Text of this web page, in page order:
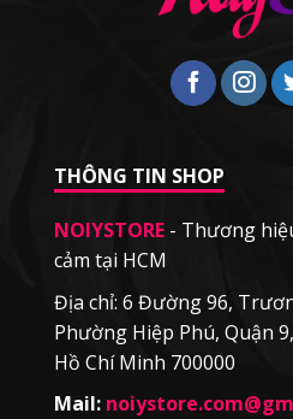
THÔNG TIN SHOP
NOIYSTORE - Thương
cảm tại HCM
Địa chỉ: 6 Đường 96,
Phường Hiệp Phú, Quận 9,
Hồ Chí Minh 700000
Mail: